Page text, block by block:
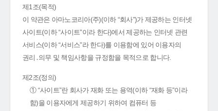
제1조(목적)
이 약관은 아마노코리아(주)(이하 “회사”)가 제공하는 인터넷
사이트(이하 “사이트”이라 한다)에서 제공하는 인터넷 관련
서비스(이하 “서비스”라 한다)를 이용함에 있어 이용자의
권리․의무 및 책임사항을 규정함을 목적으로 합니다.
제2조(정의)
① “사이트”란 회사가 재화 또는 용역(이하 “재화 등”이라
함)을 이용자에게 제공하기 위하여 컴퓨터 등